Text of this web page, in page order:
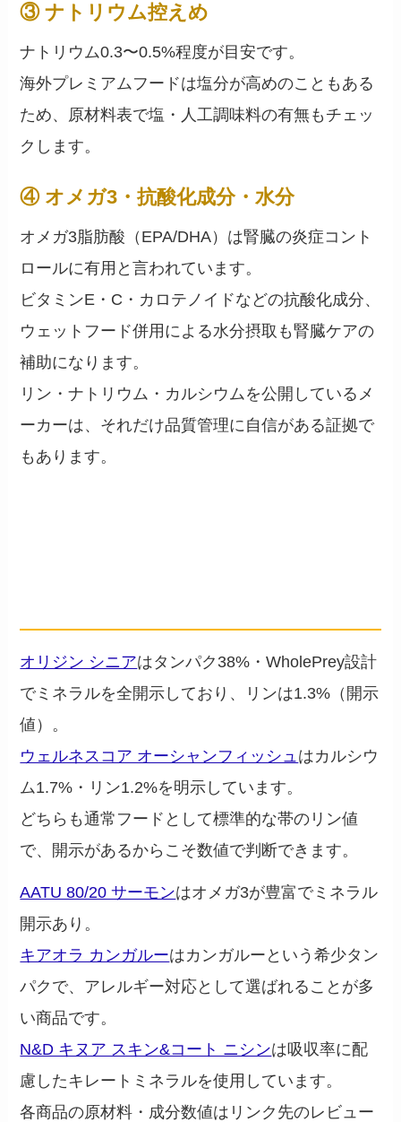
③ ナトリウム控えめ
ナトリウム0.3〜0.5%程度が目安です。
海外プレミアムフードは塩分が高めのこともある
ため、原材料表で塩・人工調味料の有無もチェッ
クします。
④ オメガ3・抗酸化成分・水分
オメガ3脂肪酸（EPA/DHA）は腎臓の炎症コント
ロールに有用と言われています。
ビタミンE・C・カロテノイドなどの抗酸化成分、
ウェットフード併用による水分摂取も腎臓ケアの
補助になります。
リン・ナトリウム・カルシウムを公開しているメ
ーカーは、それだけ品質管理に自信がある証拠で
もあります。
オリジン シニアはタンパク38%・WholePrey設計
でミネラルを全開示しており、リンは1.3%（開示
値）。
ウェルネスコア オーシャンフィッシュ はカルシウ
ム1.7%・リン1.2%を明示しています。
どちらも通常フードとして標準的な帯のリン値
で、開示があるからこそ数値で判断できます。
AATU 80/20 サーモンはオメガ3が豊富でミネラル
開示あり。
キアオラ カンガルーはカンガルーという希少タン
パクで、アレルギー対応として選ばれることが多
い商品です。
N&D キヌア スキン&コート ニシンは吸収率に配
慮したキレートミネラルを使用しています。
各商品の原材料・成分数値はリンク先のレビュー